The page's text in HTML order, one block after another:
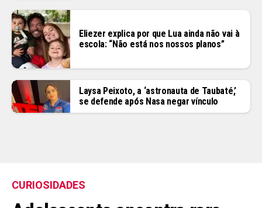
Eliezer explica por que Lua ainda não vai à
escola: “Não está nos nossos planos”
Laysa Peixoto, a ‘astronauta de Taubaté,’
se defende após Nasa negar vínculo
CURIOSIDADES